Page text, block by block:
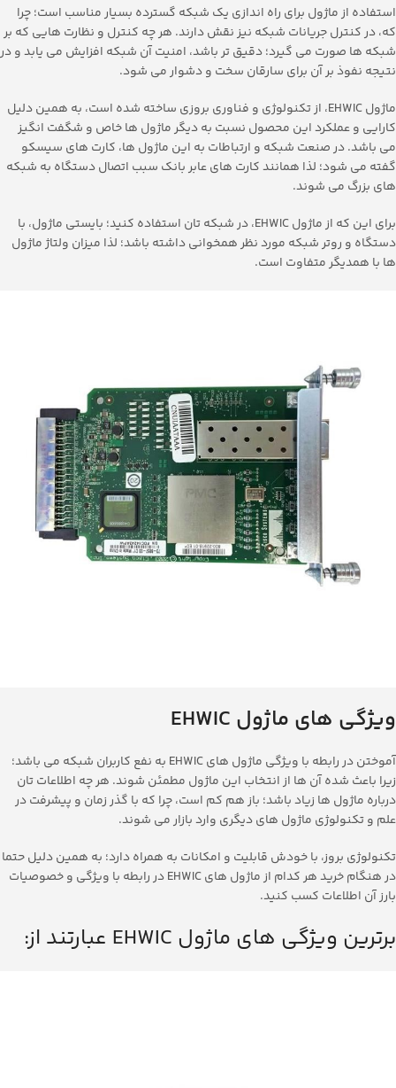
استفاده از ماژول برای راه اندازی یک شبکه گسترده بسیار مناسب است؛ چرا
که، در کنترل جریانات شبکه نیز نقش دارند. هر چه کنترل و نظارت هایی که بر
شبکه ها صورت می گیرد؛ دقیق تر باشد، امنیت آن شبکه افزایش می یابد و در
نتیجه نفوذ بر آن برای سارقان سخت و دشوار می شود.
ماژول EHWIC، از تکنولوژی و فناوری بروزی ساخته شده است، به همین دلیل
کارایی و عملکرد این محصول نسبت به دیگر ماژول ها خاص و شگفت انگیز
می باشد. در صنعت شبکه و ارتباطات به این ماژول ها، کارت های سیسکو
گفته می شود؛ لذا همانند کارت های عابر بانک سبب اتصال دستگاه به شبکه
های بزرگ می شوند.
برای این که از ماژول EHWIC، در شبکه تان استفاده کنید؛ بایستی ماژول، با
دستگاه و روتر شبکه مورد نظر همخوانی داشته باشد؛ لذا میزان ولتاژ ماژول
ها با همدیگر متفاوت است.
ویژگی های ماژول EHWIC
آموختن در رابطه با ویژگی ماژول های EHWIC به نفع کاربران شبکه می باشد؛
زیرا باعث شده آن ها از انتخاب این ماژول مطمئن شوند. هر چه اطلاعات تان
درباره ماژول ها زیاد باشد؛ باز هم کم است، چرا که با گذر زمان و پیشرفت در
علم و تکنولوژی ماژول های دیگری وارد بازار می شوند.
تکنولوژی بروز، با خودش قابلیت و امکانات به همراه دارد؛ به همین دلیل حتما
در هنگام خرید هر کدام از ماژول های EHWIC در رابطه با ویژگی و خصوصیات
بارز آن اطلاعات کسب کنید‌.
برترین ویژگی های ماژول EHWIC عبارتند از: